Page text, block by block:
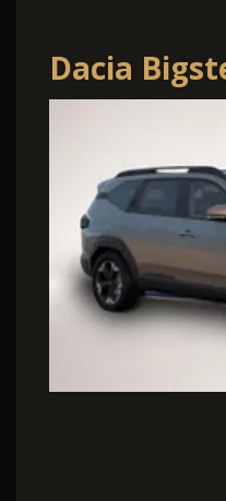
Dacia
TCe 140 6-